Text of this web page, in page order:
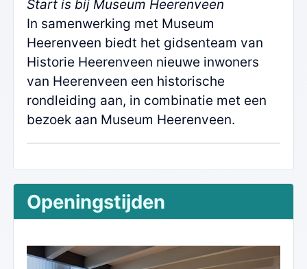
Start is bij Museum Heerenveen
In samenwerking met Museum
Heerenveen biedt het gidsenteam van
Historie Heerenveen nieuwe inwoners
van Heerenveen een historische
rondleiding aan, in combinatie met een
bezoek aan Museum Heerenveen.
Openingstijden